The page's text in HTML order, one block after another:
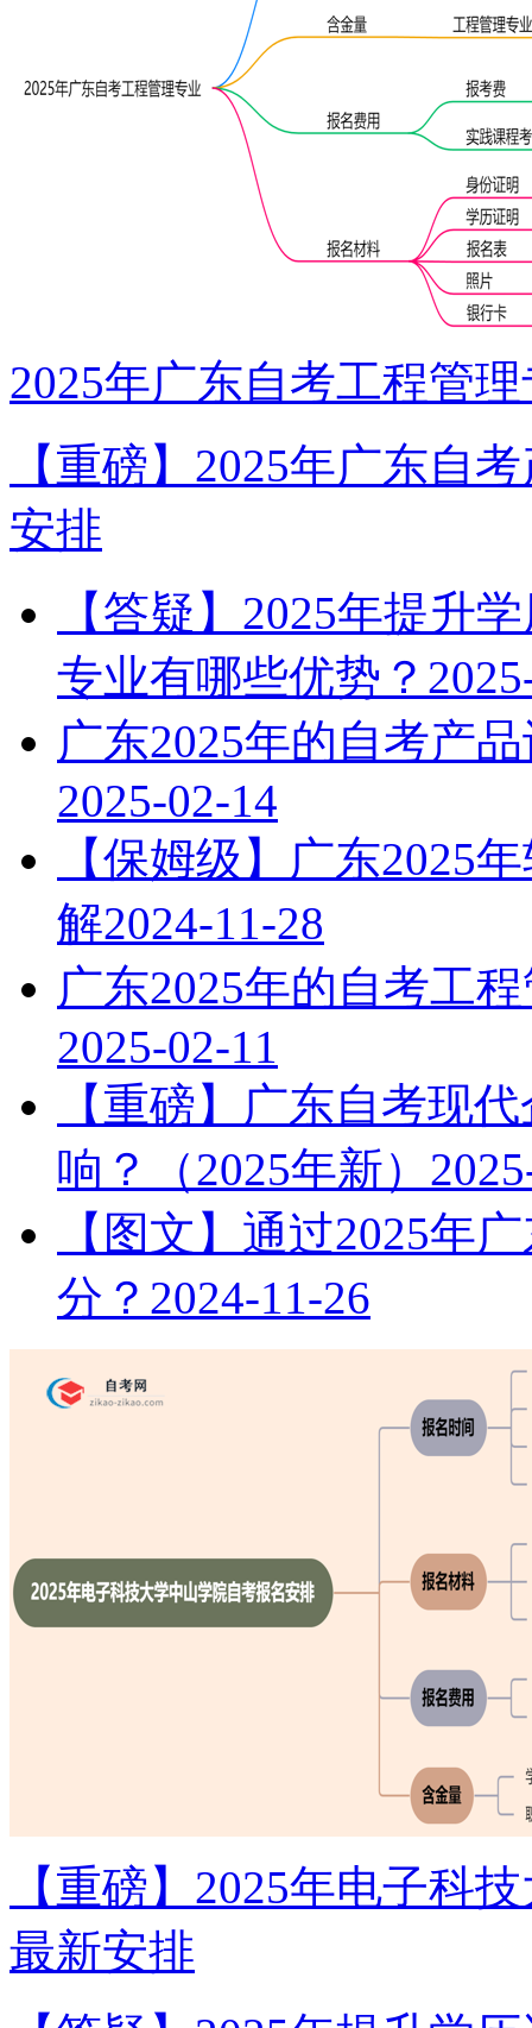
2025年广东自考工程管
【重磅】2025年广东自
安排
【答疑】2025年提升
专业有哪些优势？
广东2025年的自考产
2025-02-14
【保姆级】广东2025
解2024-11-28
广东2025年的自考工
2025-02-11
【重磅】广东自考现
响？（2025年新）
【图文】通过2025年
分？ 2024-11-26
【重磅】2025年电子科
最新安排